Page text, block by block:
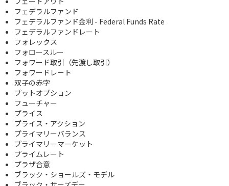
フェデラルファンド
フェデラルファンド金利 - Federal Funds Rate
フェデラルファンドレート
フォレックス
フォロースルー
フォワード取引（先渡し取引）
フォワードレート
双子の赤字
プットオプション
フューチャー
プライス
プライス・アクション
プライマリーバランス
プライマリーマーケット
プライムレート
プラザ合意
ブラック・ショールズ・モデル